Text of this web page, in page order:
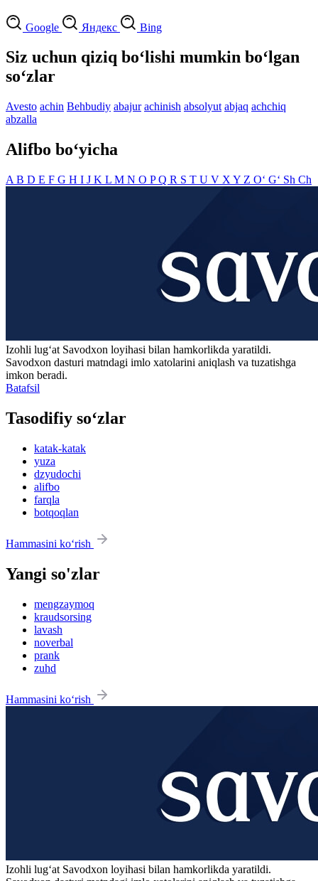
Google Яндекс Bing
Siz uchun qiziq bo‘lishi mumkin bo‘lgan
so‘zlar
Avesto achin Behbudiy abajur achinish absolyut abjaq achchiq
abzalla
Alifbo bo‘yicha
A B D E F G H I J K L M N O PQ R S T U V X Y Z O‘ G‘ Sh Ch
Izohli lugʻat Savodxon loyihasi bilan hamkorlikda yaratildi.
Savodxon dasturi matndagi imlo xatolarini aniqlash va tuzatishga
imkon beradi.
Batafsil
Tasodifiy so‘zlar
katak-katak
yuza
dzyudochi
alifbo
farqla
botqoqlan
Hammasini ko‘rish
Yangi so'zlar
mengzaymoq
kraudsorsing
lavash
noverbal
prank
zuhd
Hammasini ko‘rish
Izohli lugʻat Savodxon loyihasi bilan hamkorlikda yaratildi.